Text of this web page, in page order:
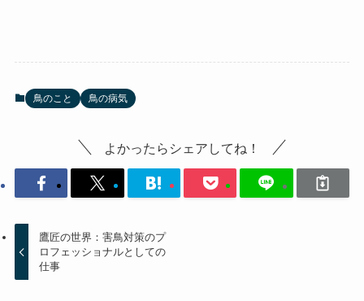
鳥のこと 鳥の病気
よかったらシェアしてね！
鷹匠の世界：害鳥対策のプ
ロフェッショナルとしての
仕事